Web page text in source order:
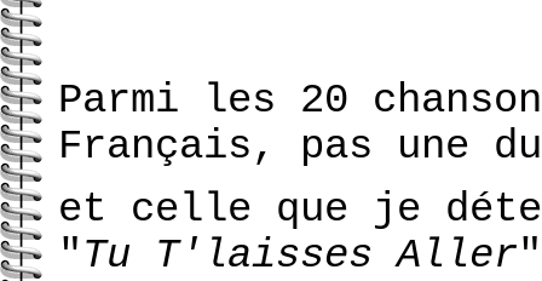
Parmi les 20
Français, pas une
et celle que je
"Tu T'laisses Aller